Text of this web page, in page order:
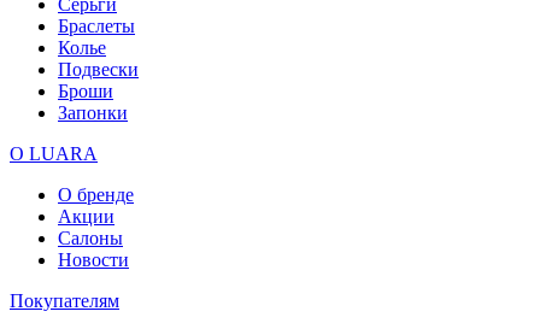
Серьги
Браслеты
Колье
Подвески
Броши
Запонки
О LUARA
О бренде
Акции
Салоны
Новости
Покупателям